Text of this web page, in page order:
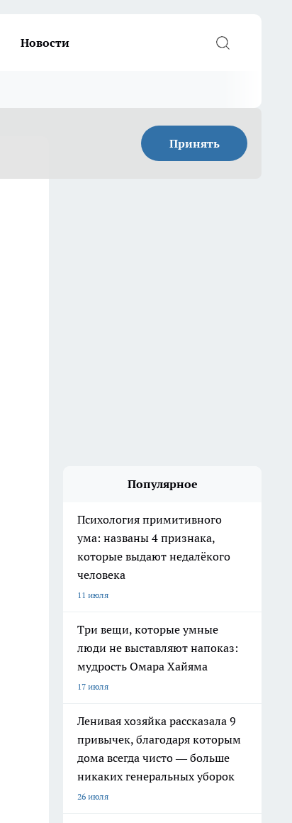
Новости
Принять
Популярное
Психология примитивного
ума: названы 4 признака,
которые выдают недалёкого
человека
11 июля
Три вещи, которые умные
люди не выставляют напоказ:
мудрость Омара Хайяма
17 июля
Ленивая хозяйка рассказала 9
привычек, благодаря которым
дома всегда чисто — больше
никаких генеральных уборок
26 июля